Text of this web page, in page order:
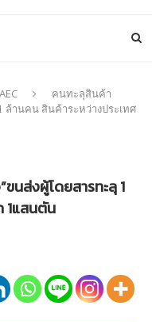
AEC
คนทะลุสินค้า
ล้านคน สินค้าระหว่างประเทศ
นส่งผู้โดยสารทะลุ 1
1แสนตัน